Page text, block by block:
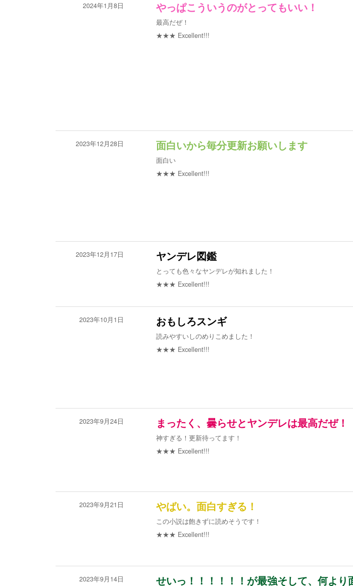
2024年1月8日 やっぱこういうのがとってもいい！
最高だぜ！
★★★ Excellent!!!
2023年12月28日 面白いから毎分更新お願いします
面白い
★★★ Excellent!!!
2023年12月17日 ヤンデレ図鑑
とっても色々なヤンデレが知れました！
★★★ Excellent!!!
2023年10月1日 おもしろスンギ
読みやすいしのめりこめました！
★★★ Excellent!!!
2023年9月24日 まったく、曇らせとヤンデレは最高だぜ！
神すぎる！更新待ってます！
★★★ Excellent!!!
2023年9月21日 やばい。面白すぎる！
この小説は飽きずに読めそうです！
★★★ Excellent!!!
2023年9月14日 せいっ！！！！！！が最強そして、何より